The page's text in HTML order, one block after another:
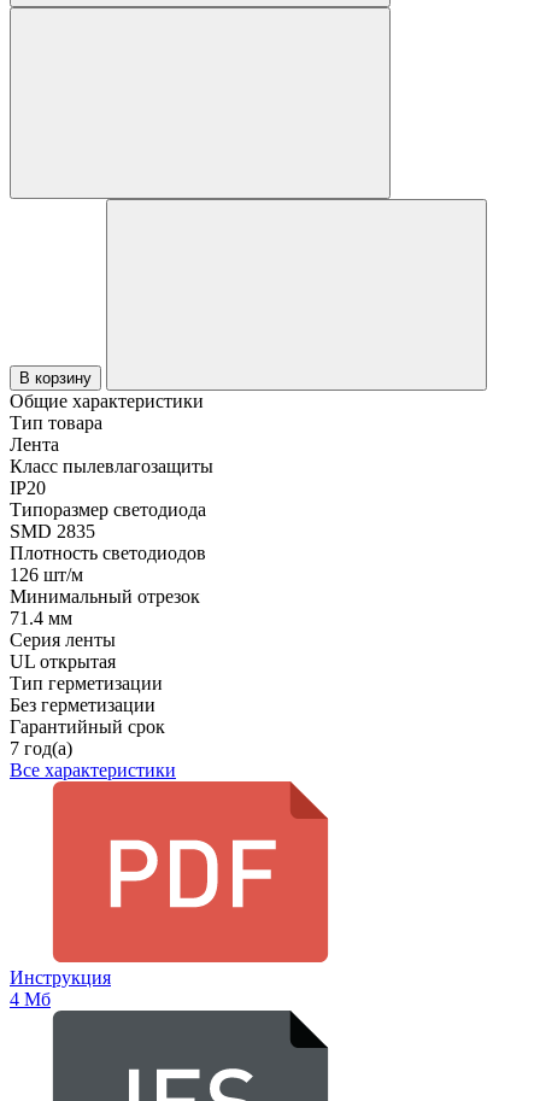
В корзину
Общие характеристики
Тип товара
Лента
Класс пылевлагозащиты
IP20
Типоразмер светодиода
SMD 2835
Плотность светодиодов
126 шт/м
Минимальный отрезок
71.4 мм
Серия ленты
UL открытая
Тип герметизации
Без герметизации
Гарантийный срок
7 год(а)
Все характеристики
Инструкция
4 Мб